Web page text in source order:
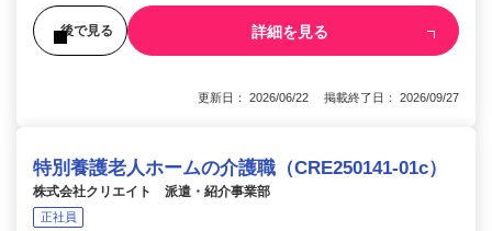
後で見る 詳細を見る
更新日： 2026/06/22 掲載終了日： 2026/09/27
特別養護老人ホームの介護職（CRE250141-01c）
株式会社クリエイト 派遣・紹介事業部
正社員